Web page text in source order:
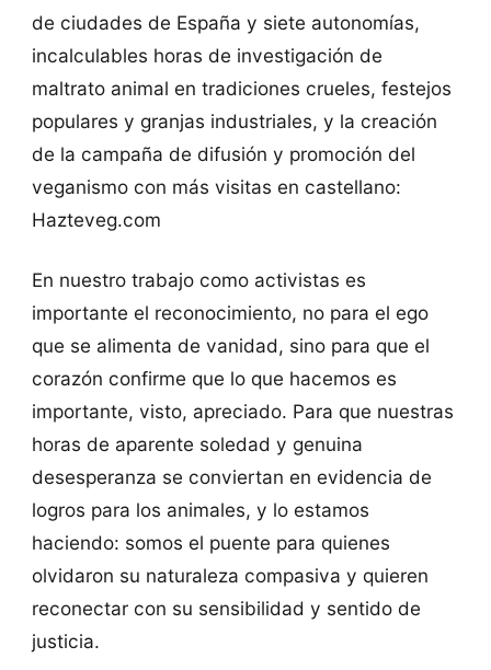
de ciudades de España y siete autonomías,
incalculables horas de investigación de
maltrato animal en tradiciones crueles, festejos
populares y granjas industriales, y la creación
de la campaña de difusión y promoción del
veganismo con más visitas en castellano:
Hazteveg.com
En nuestro trabajo como activistas es
importante el reconocimiento, no para el ego
que se alimenta de vanidad, sino para que el
corazón confirme que lo que hacemos es
importante, visto, apreciado. Para que nuestras
horas de aparente soledad y genuina
desesperanza se conviertan en evidencia de
logros para los animales, y lo estamos
haciendo: somos el puente para quienes
olvidaron su naturaleza compasiva y quieren
reconectar con su sensibilidad y sentido de
justicia.